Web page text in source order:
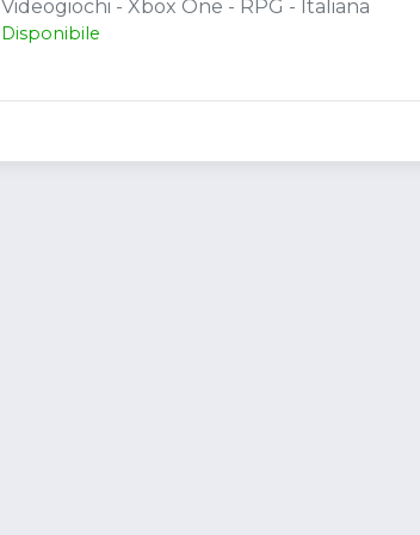
Videogiochi - Xbox One - RPG - Italiana
Disponibile